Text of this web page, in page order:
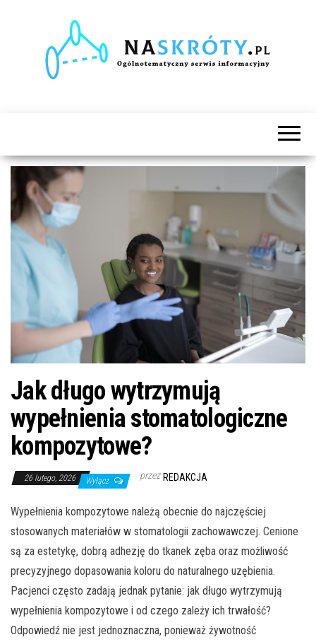
Jak długo wytrzymują
wypełnienia stomatologiczne
kompozytowe?
26 lutego, 2026 Wyłącz przez REDAKCJA
Wypełnienia kompozytowe należą obecnie do najczęściej
stosowanych materiałów w stomatologii zachowawczej. Cenione
są za estetykę, dobrą adhezję do tkanek zęba oraz możliwość
precyzyjnego dopasowania koloru do naturalnego uzębienia.
Pacjenci często zadają jednak pytanie: jak długo wytrzymują
wypełnienia kompozytowe i od czego zależy ich trwałość?
Odpowiedź nie jest jednoznaczna, ponieważ żywotność